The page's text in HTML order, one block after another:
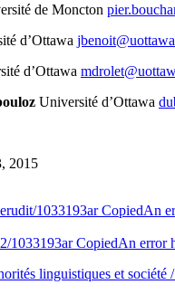
de Moncton
d’Ottawa
d’Ottawa
Université d’Ottawa
2015
1033193arCopiedAn
1033193arCopiedAn error
linguistiques et